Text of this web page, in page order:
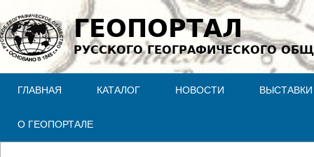
Jump to navigation
ГЕОПОРТАЛ
РУССКОГО ГЕОГРАФИЧЕСКОГО
ГЛАВНАЯ КАТАЛОГ НОВОСТИ ВЫСТАВКИ
О ГЕОПОРТАЛЕ